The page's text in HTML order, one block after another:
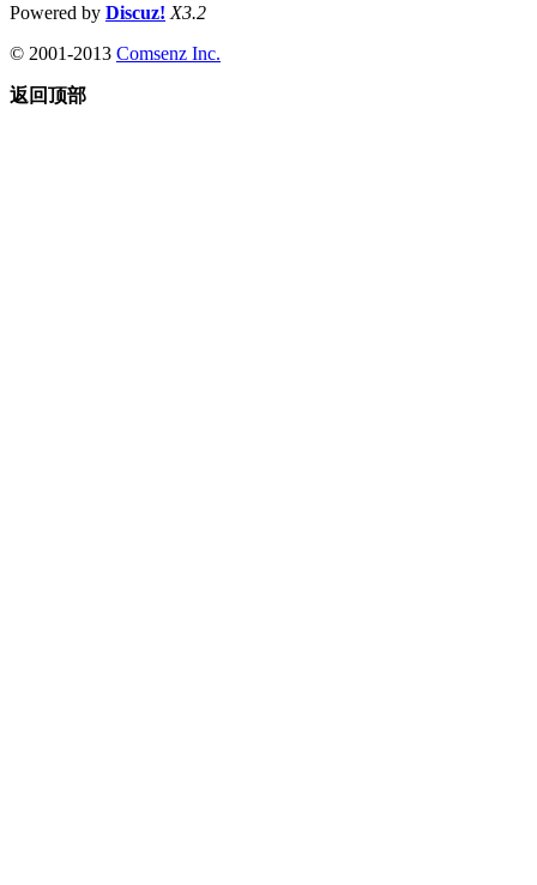
Powered by Discuz! X3.2
© 2001-2013 Comsenz Inc.
返回顶部